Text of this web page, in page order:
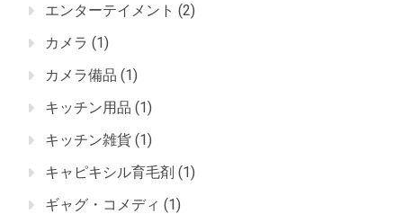
エンターテイメント (2)
カメラ (1)
カメラ備品 (1)
キッチン用品 (1)
キッチン雑貨 (1)
キャピキシル育毛剤 (1)
ギャグ・コメディ (1)